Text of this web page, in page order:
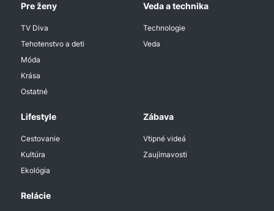
Pre ženy
TV Diva
Tehotenstvo a deti
Móda
Krása
Ostatné
Veda a technika
Technologie
Veda
Lifestyle
Cestovanie
Kultúra
Ekológia
Zábava
Vtipné videá
Zaujímavosti
Relácie